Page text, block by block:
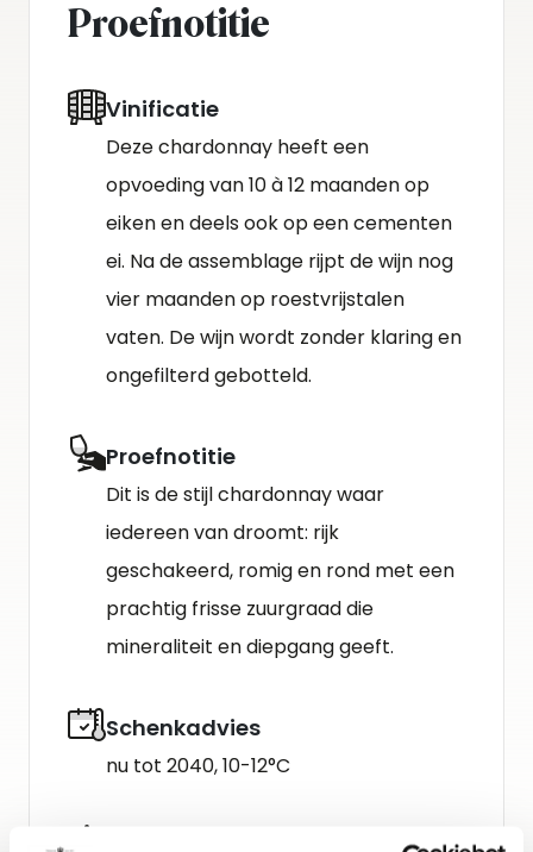
Proefnotitie
Vinificatie
Deze chardonnay heeft een
opvoeding van 10 à 12 maanden op
eiken en deels ook op een cementen
ei. Na de assemblage rijpt de wijn nog
vier maanden op roestvrijstalen
vaten. De wijn wordt zonder klaring en
ongefilterd gebotteld.
Proefnotitie
Dit is de stijl chardonnay waar
iedereen van droomt: rijk
geschakeerd, romig en rond met een
prachtig frisse zuurgraad die
mineraliteit en diepgang geeft.
Schenkadvies
nu tot 2040, 10-12°C